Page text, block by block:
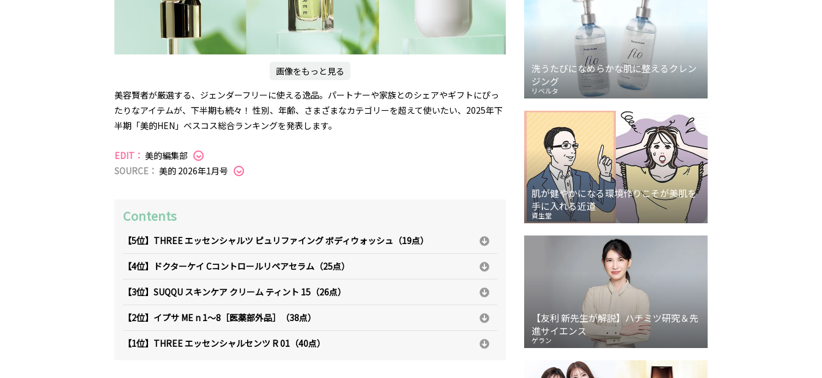
画像をもっと見る
美容賢者が厳選する、ジェンダーフリーに使える逸品。パートナーや家族とのシェアやギフトにぴっ
たりなアイテムが、下半期も続々！ 性別、年齢、さまざまなカテゴリーを超えて使いたい、2025年下
半期「美的HEN」ベスコス総合ランキングを発表します。
EDIT： 美的編集部
SOURCE： 美的 2026年1月号
Contents
【5位】THREE エッセンシャルツ ピュリファイング ボディウォッシュ（19点）
【4位】ドクターケイ Cコントロールリペアセラム（25点）
【3位】SUQQU スキンケア クリーム ティント 15（26点）
【2位】イプサ ME n 1～8［医薬部外品］（38点）
【1位】THREE エッセンシャルセンツ R 01（40点）
洗うたびになめらかな肌に整えるクレン
ジング
リベルタ
肌が健やかになる環境作りこそが美肌を
手に入れる近道
資生堂
【友利 新先生が解説】ハチミツ研究＆先
進サイエンス
ゲラン